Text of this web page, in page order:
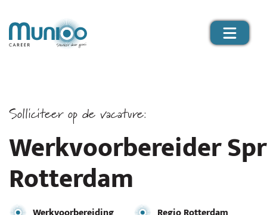
Solliciteer op de vacature:
Werkvoorbereider
Rotterdam